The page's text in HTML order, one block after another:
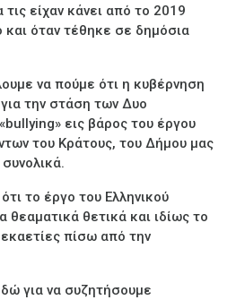
είχαν κάνει από το 2019
και όταν τέθηκε σε δημόσια
να πούμε ότι η κυβέρνηση
την στάση των Δυο
εις βάρος του έργου
του Κράτους, του Δήμου μας
το έργο του Ελληνικού
θεαματικά θετικά και ιδίως το
πίσω από την
για να συζητήσουμε